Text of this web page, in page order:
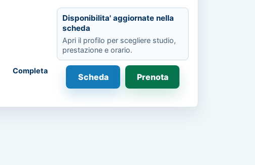
Completa
Disponibilita' aggiornate nella
scheda
Apri il profilo per scegliere studio,
prestazione e orario.
Scheda Prenota